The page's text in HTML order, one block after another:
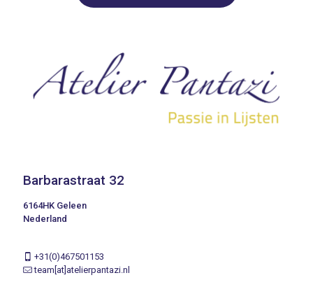
Barbarastraat 32
6164HK Geleen
Nederland
+31(0)467501153
team[at]atelierpantazi.nl